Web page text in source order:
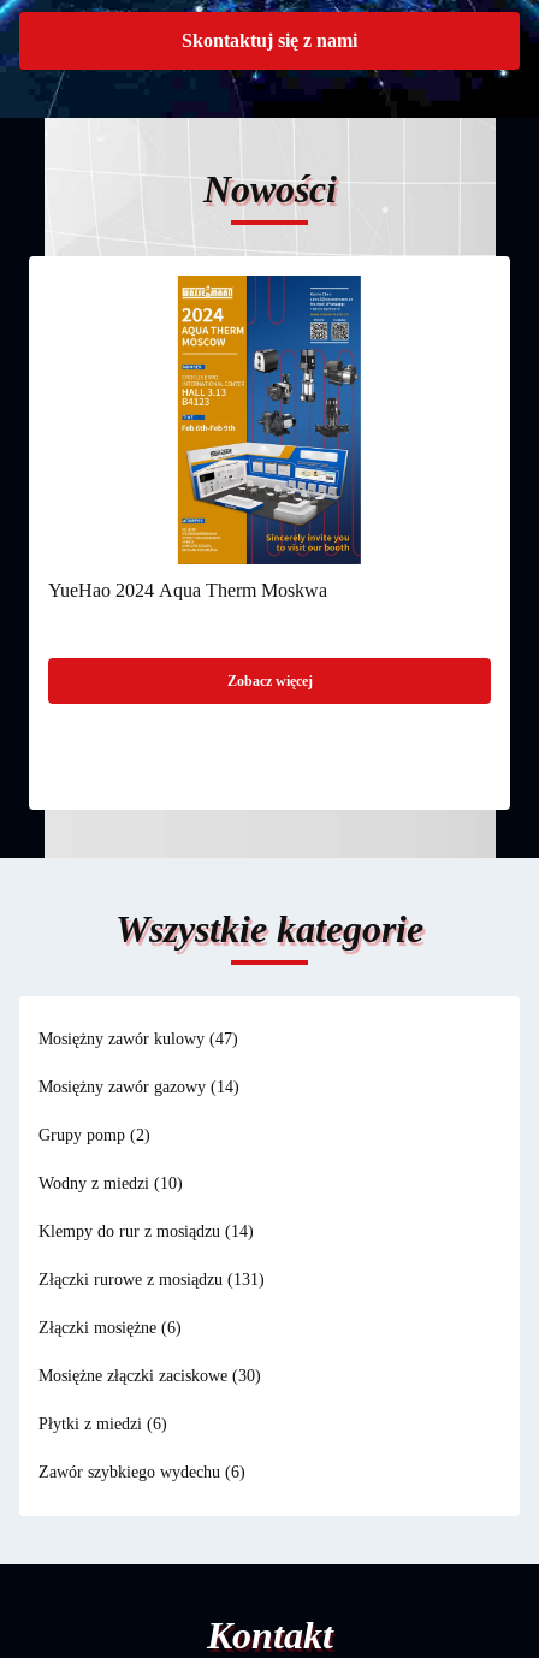
Skontaktuj się z nami
Nowości
YueHao 2024 Aqua Therm Moskwa
Zobacz więcej
Wszystkie kategorie
Mosiężny zawór kulowy (47)
Mosiężny zawór gazowy (14)
Grupy pomp (2)
Wodny z miedzi (10)
Klempy do rur z mosiądzu (14)
Złączki rurowe z mosiądzu (131)
Złączki mosiężne (6)
Mosiężne złączki zaciskowe (30)
Płytki z miedzi (6)
Zawór szybkiego wydechu (6)
Kontakt